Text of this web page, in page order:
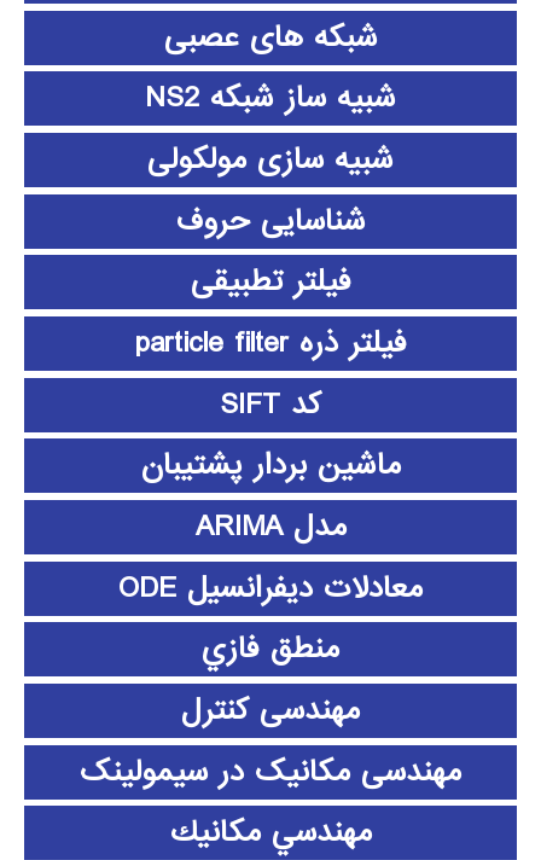
شبکه های عصبی
شبیه ساز شبکه NS2
شبیه سازی مولکولی
شناسایی حروف
فیلتر تطبیقی
فیلتر ذره particle filter
کد SIFT
ماشین بردار پشتیبان
مدل ARIMA
معادلات دیفرانسیل ODE
منطق فازي
مهندسی کنترل
مهندسی مکانیک در سیمولینک
مهندسي مكانيك